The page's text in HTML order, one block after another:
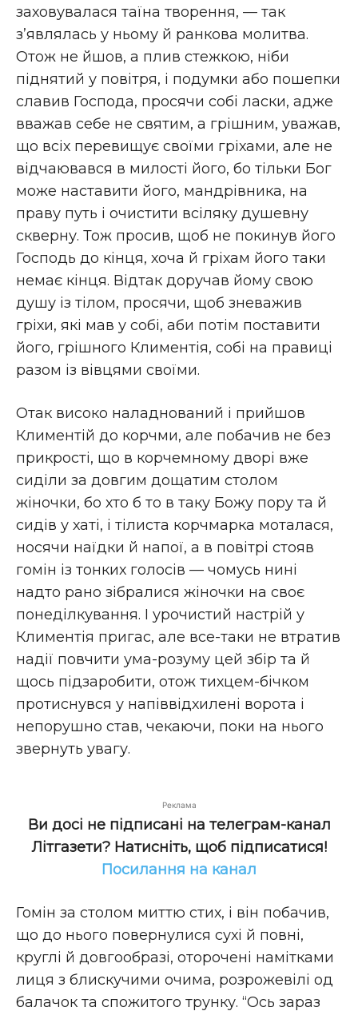
заховувалася таїна творення, — так
з’являлась у ньому й ранкова молитва.
Отож не йшов, а плив стежкою, ніби
піднятий у повітря, і подумки або пошепки
славив Господа, просячи собі ласки, адже
вважав себе не святим, а грішним, уважав,
що всіх перевищує своїми гріхами, але не
відчаювався в милості його, бо тільки Бог
може наставити його, мандрівника, на
праву путь і очистити всіляку душевну
скверну. Тож просив, щоб не покинув його
Господь до кінця, хоча й гріхам його таки
немає кінця. Відтак доручав йому свою
душу із тілом, просячи, щоб зневажив
гріхи, які мав у собі, аби потім поставити
його, грішного Климентія, собі на правиці
разом із вівцями своїми.
Отак високо наладнований і прийшов
Климентій до корчми, але побачив не без
прикрості, що в корчемному дворі вже
сиділи за довгим дощатим столом
жіночки, бо хто б то в таку Божу пору та й
сидів у хаті, і тілиста корчмарка моталася,
носячи наїдки й напої, а в повітрі стояв
гомін із тонких голосів — чомусь нині
надто рано зібралися жіночки на своє
понеділкування. І урочистий настрій у
Климентія пригас, але все-таки не втратив
надії повчити ума-розуму цей збір та й
щось підзаробити, отож тихцем-бічком
протиснувся у напіввідхилені ворота і
непорушно став, чекаючи, поки на нього
звернуть увагу.
Реклама
Ви досі не підписані на телеграм-канал
Літгазети? Натисніть, щоб підписатися!
Посилання на канал
Гомін за столом миттю стих, і він побачив,
що до нього повернулися сухі й повні,
круглі й довгообразі, оторочені намітками
лиця з блискучими очима, розрожевілі од
балачок та спожитого трунку. “Ось зараз